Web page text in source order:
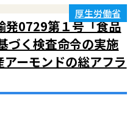
発0729第１号「食品
づく検査命令の実施
ーモンドの総アフラ
厚生労働省